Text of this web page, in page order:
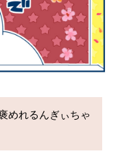
めれるんぎぃちゃ